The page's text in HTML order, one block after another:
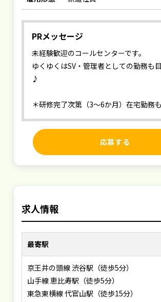
PRメッセージ
未経験歓迎のコールセンターです。
ゆくゆくはSV・管理者としての勤務も
♪
＊研修完了次第（3～6か月）在宅勤務
応募する
求人情報
最寄駅
京王井の頭線 渋谷駅（徒歩5分）
山手線 恵比寿駅（徒歩5分）
東急東横線 代官山駅（徒歩15分）